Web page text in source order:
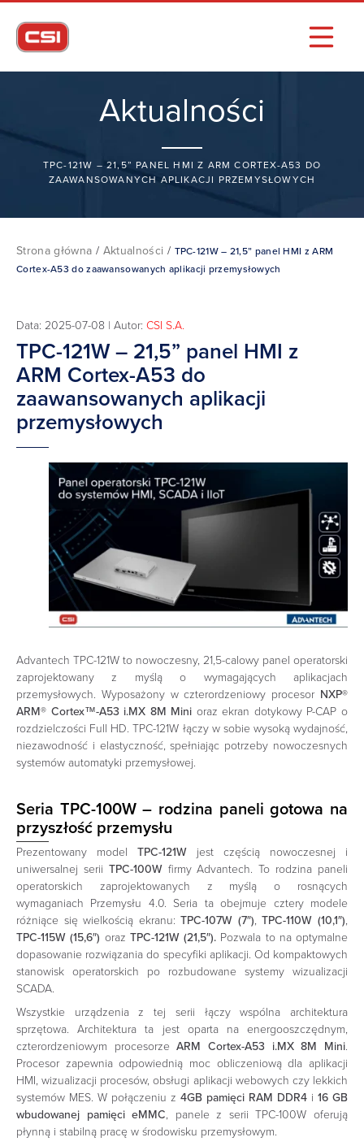
Aktualności
TPC-121W – 21,5” PANEL HMI Z ARM CORTEX-A53 DO
ZAAWANSOWANYCH APLIKACJI PRZEMYSŁOWYCH
Strona główna / Aktualności / TPC-121W – 21,5” panel HMI z ARM
Cortex-A53 do zaawansowanych aplikacji przemysłowych
Data: 2025-07-08 | Autor: CSI S.A.
TPC-121W – 21,5” panel HMI z
ARM Cortex-A53 do
zaawansowanych aplikacji
przemysłowych
Advantech TPC-121W to nowoczesny, 21,5-calowy panel operatorski
zaprojektowany z myślą o wymagających aplikacjach
przemysłowych. Wyposażony w czterordzeniowy procesor NXP®
ARM® Cortex™-A53 i.MX 8M Mini oraz ekran dotykowy P-CAP o
rozdzielczości Full HD. TPC-121W łączy w sobie wysoką wydajność,
niezawodność i elastyczność, spełniając potrzeby nowoczesnych
systemów automatyki przemysłowej.
Seria TPC-100W – rodzina paneli gotowa na
przyszłość przemysłu
Prezentowany model TPC-121W jest częścią nowoczesnej i
uniwersalnej serii TPC-100Wfirmy Advantech. To rodzina paneli
operatorskich zaprojektowanych z myślą o rosnących
wymaganiach Przemysłu 4.0. Seria ta obejmuje cztery modele
różniące się wielkością ekranu:TPC-107W (7″),TPC-110W (10,1″),
TPC-115W (15,6″) oraz TPC-121W (21,5″). Pozwala to na optymalne
dopasowanie rozwiązania do specyfiki aplikacji. Od kompaktowych
stanowisk operatorskich po rozbudowane systemy wizualizacji
SCADA.
Wszystkie urządzenia z tej serii łączy wspólna architektura
sprzętowa. Architektura ta jest oparta na energooszczędnym,
czterordzeniowym procesorzeARM Cortex-A53 i.MX 8M Mini.
Procesor zapewnia odpowiednią moc obliczeniową dla aplikacji
HMI, wizualizacji procesów, obsługi aplikacji webowych czy lekkich
systemów MES. W połączeniu z 4GB pamięci RAM DDR4 i 16 GB
wbudowanej pamięci eMMC, panele z serii TPC-100W oferują
płynną i stabilną pracę w środowisku przemysłowym.